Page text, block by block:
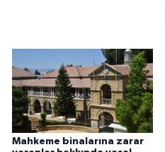
Mahkeme binalarına zarar